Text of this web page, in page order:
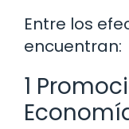
Entre los
encuentran:
1